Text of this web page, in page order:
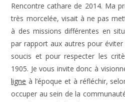
Rencontre cathare de 2014. Ma
très morcelée, visait à ne pas
à des missions différentes en
par rapport aux autres pour
soucis et pour respecter les
1905. Je vous invite donc à
ligne à l’époque et à réfléchir,
occuper au sein de la